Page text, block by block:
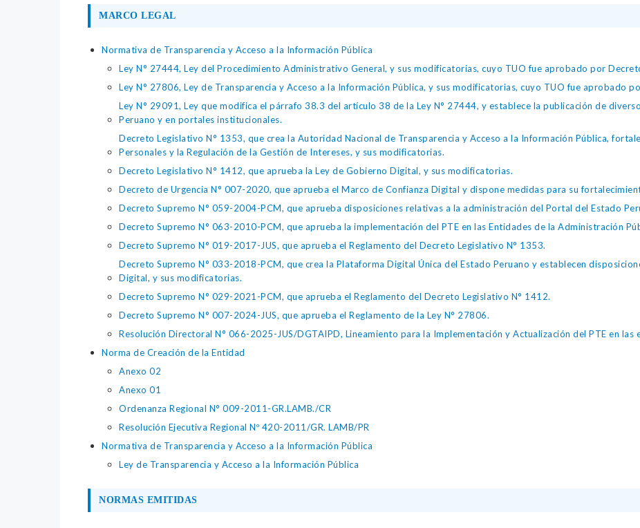
MARCO LEGAL
Normativa de Transparencia y Acceso a la Información Pública
Ley N° 27444, Ley del Procedimiento Administrativo General, y sus modificatorias, cuyo TUO fue aprobado por
Ley N° 27806, Ley de Transparencia y Acceso a la Información Pública, y sus modificatorias, cuyo TUO fue aprobado
Ley N° 29091, Ley que modifica el párrafo 38.3 del artículo 38 de la Ley N° 27444, y establece la publicación de
Peruano y en portales institucionales.
Decreto Legislativo N° 1353, que crea la Autoridad Nacional de Transparencia y Acceso a la Información Pública,
Personales y la Regulación de la Gestión de Intereses, y sus modificatorias.
Decreto Legislativo N° 1412, que aprueba la Ley de Gobierno Digital, y sus modificatorias.
Decreto de Urgencia N° 007-2020, que aprueba el Marco de Confianza Digital y dispone medidas para su
Decreto Supremo N° 059-2004-PCM, que aprueba disposiciones relativas a la administración del Portal del Estado
Decreto Supremo N° 063-2010-PCM, que aprueba la implementación del PTE en las Entidades de la Administración
Decreto Supremo N° 019-2017-JUS, que aprueba el Reglamento del Decreto Legislativo N° 1353.
Decreto Supremo N° 033-2018-PCM, que crea la Plataforma Digital Única del Estado Peruano y establecen
Digital, y sus modificatorias.
Decreto Supremo N° 029-2021-PCM, que aprueba el Reglamento del Decreto Legislativo N° 1412.
Decreto Supremo N° 007-2024-JUS, que aprueba el Reglamento de la Ley N° 27806.
Resolución Directoral N° 066-2025-JUS/DGTAIPD, Lineamiento para la Implementación y Actualización del PTE en las
Norma de Creación de la Entidad
Anexo 02
Anexo 01
Ordenanza Regional N° 009-2011-GR.LAMB./CR
Resolución Ejecutiva Regional Nº 420-2011/GR. LAMB/PR
Normativa de Transparencia y Acceso a la Información Pública
Ley de Transparencia y Acceso a la Información Pública
NORMAS EMITIDAS